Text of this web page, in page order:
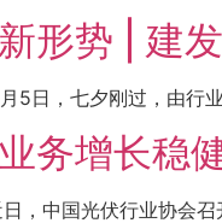
形势 | 建
5日，七夕刚过，由行
务增长稳
，中国光伏行业协会